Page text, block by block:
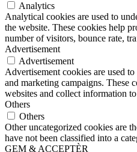
Analytics
Analytical cookies are used to
the website. These cookies help
number of visitors, bounce rate,
Advertisement
Advertisement
Advertisement cookies are used
and marketing campaigns. These
websites and collect information
Others
Others
Other uncategorized cookies are
have not been classified into a
GEM & ACCEPTÈR